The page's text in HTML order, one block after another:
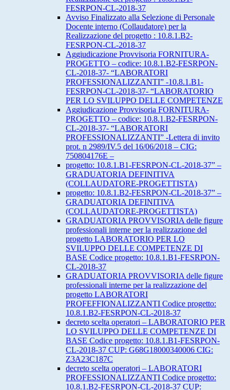
FESRPON-CL-2018-37
Avviso Finalizzato alla Selezione di Personale
Docente interno (Collaudatore) per la
Realizzazione del progetto : 10.8.1.B2-
FESRPON-CL-2018-37
Aggiudicazione Provvisoria FORNITURA-
PROGETTO – codice: 10.8.1.B2-FESRPON-
CL-2018-37- “LABORATORI
PROFESSIONALIZZANTI” -10.8.1.B1-
FESRPON-CL-2018-37- “LABORATORIO
PER LO SVILUPPO DELLE COMPETENZE
Aggiudicazione Provvisoria FORNITURA-
PROGETTO – codice: 10.8.1.B2-FESRPON-
CL-2018-37- “LABORATORI
PROFESSIONALIZZANTI” -Lettera di invito
prot. n 2989/IV.5 del 16/06/2018 – CIG:
750804176E –
progetto: 10.8.1.B1-FESRPON-CL-2018-37” –
GRADUATORIA DEFINITIVA
(COLLAUDATORE-PROGETTISTA)
progetto: 10.8.1.B2-FESRPON-CL-2018-37” –
GRADUATORIA DEFINITIVA
(COLLAUDATORE-PROGETTISTA)
GRADUATORIA PROVVISORIA delle figure
professionali interne per la realizzazione del
progetto LABORATORIO PER LO
SVILUPPO DELLE COMPETENZE DI
BASE Codice progetto: 10.8.1.B1-FESRPON-
CL-2018-37
GRADUATORIA PROVVISORIA delle figure
professionali interne per la realizzazione del
progetto LABORATORI
PROFEFFIONALIZZANTI Codice progetto:
10.8.1.B2-FESRPON-CL-2018-37
decreto scelta operatori – LABORATORIO PER
LO SVILUPPO DELLE COMPETENZE DI
BASE Codice progetto: 10.8.1.B1-FESRPON-
CL-2018-37 CUP: G68G18000340006 CIG:
Z3A23C187C
decreto scelta operatori – LABORATORI
PROFESSIONALIZZANTI Codice progetto:
10.8.1.B2-FESRPON-CL-2018-37 CUP: